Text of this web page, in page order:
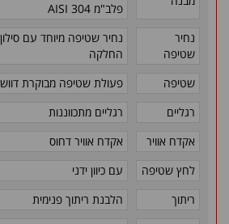
פלב"מ 304 AISI
נחיר
שטיפה
נחיר שטיפה מיוחד עם
החלקה
שטיפה
פעולת שטיפה מבוקרת
רגליים
רגליים מתכווננות
אקדח אוויר
אקדח אוויר דחוס
לחץ שטיפה
עם כיוון ידני
ריתוך
הלבנת ריתוך פנימית